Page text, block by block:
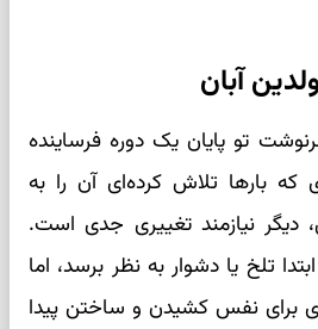
آبان
تو پایان یک دوره فرساینده
بارها تلاش کرده‌ای آن را به
دیگر نیازمند تغییری جدی است.
تلخ یا دشوار به نظر برسد، اما
برای نفس کشیدن و ساختن پیدا